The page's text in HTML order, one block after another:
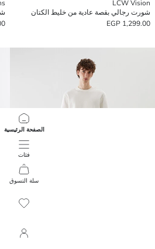
الصفحة الرئيسية
فئات
سلة التسوق
LCW Vision
شورت رجالي بقصة عادية من خليط الكتان
1,299.00 EGP